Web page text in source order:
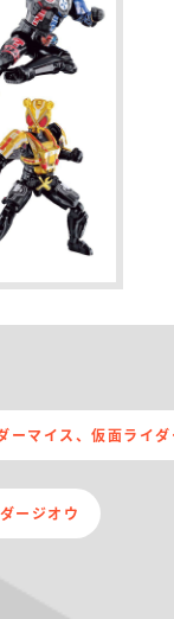
ーマイス、仮面ライ
ージオウ